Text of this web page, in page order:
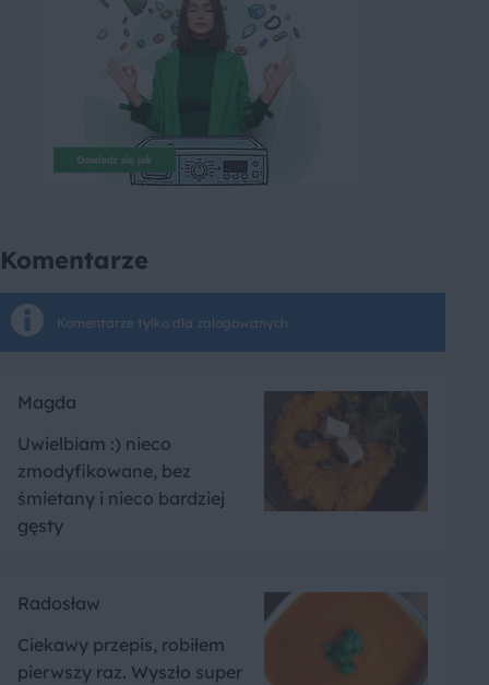
Komentarze
Komentarze tylko dla zalogowanych
Magda
Uwielbiam :) nieco
zmodyfikowane, bez
śmietany i nieco bardziej
gęsty
Radosław
Ciekawy przepis, robiłem
pierwszy raz. Wyszło super